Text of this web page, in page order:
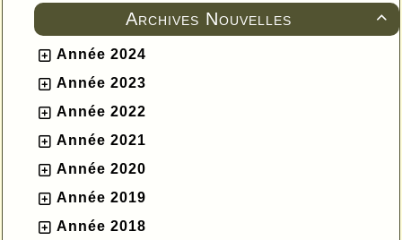

Archives Nouvelles
Année 2024
Année 2023
Année 2022
Année 2021
Année 2020
Année 2019
Année 2018